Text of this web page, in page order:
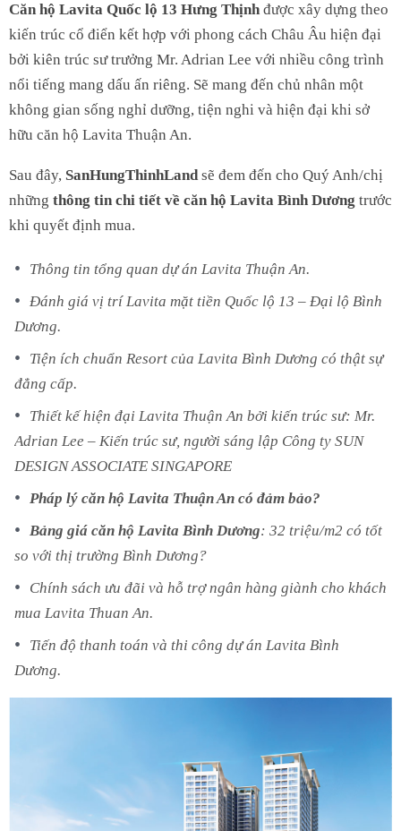
Căn hộ Lavita Quốc lộ 13 Hưng Thịnh được xây dựng theo
kiến trúc cổ điển kết hợp với phong cách Châu Âu hiện đại
bởi kiên trúc sư trưởng Mr. Adrian Lee với nhiều công trình
nổi tiếng mang dấu ấn riêng. Sẽ mang đến chủ nhân một
không gian sống nghỉ dưỡng, tiện nghi và hiện đại khi sở
hữu căn hộ Lavita Thuận An.
Sau đây, SanHungThinhLandsẽ đem đến cho Quý Anh/chị
những thông tin chi tiết về căn hộ Lavita Bình Dương trước
khi quyết định mua.
Thông tin tổng quan dự án Lavita Thuận An.
Đánh giá vị trí Lavita mặt tiền Quốc lộ 13 – Đại lộ Bình
Dương.
Tiện ích chuẩn Resort của Lavita Bình Dương có thật sự
đẳng cấp.
Thiết kế hiện đại Lavita Thuận An bởi kiến trúc sư: Mr.
Adrian Lee – Kiến trúc sư, người sáng lập Công ty SUN
DESIGN ASSOCIATE SINGAPORE
Pháp lý căn hộ Lavita Thuận An có đảm bảo?
Bảng giá căn hộ Lavita Bình Dương: 32 triệu/m2 có tốt
so với thị trường Bình Dương?
Chính sách ưu đãi và hỗ trợ ngân hàng giành cho khách
mua Lavita Thuan An.
Tiến độ thanh toán và thi công dự án Lavita Bình
Dương.